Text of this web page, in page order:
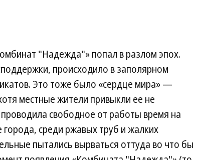
"Надежда"» попал в разлом эпох.
происходило в заполярном
Это тоже было «сердце мира» —
местные жители привыкли ее не
свободное от работы время на
города, среди ржавых труб и жалких
пытались вырваться оттуда во что бы